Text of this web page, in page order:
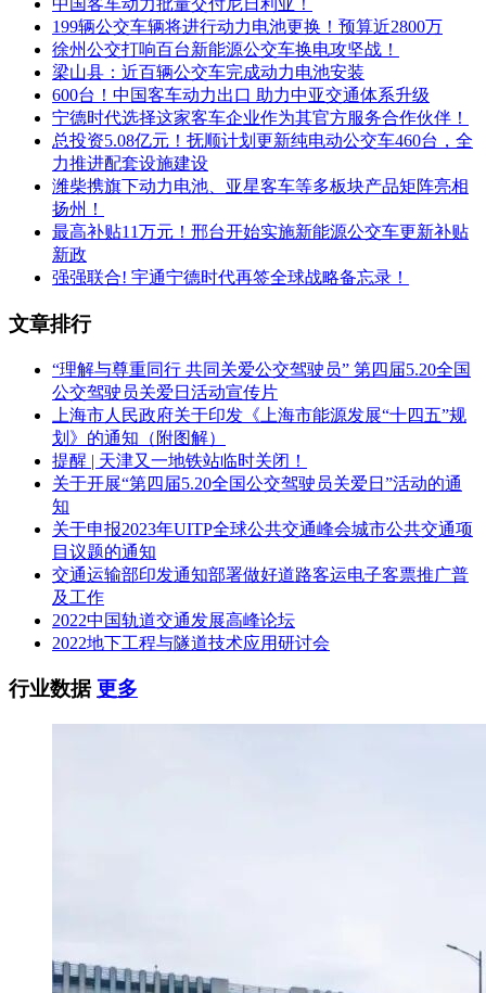
中国客车动力批量交付尼日利亚！
199辆公交车辆将进行动力电池更换！预算近2800万
徐州公交打响百台新能源公交车换电攻坚战！
梁山县：近百辆公交车完成动力电池安装
600台！中国客车动力出口 助力中亚交通体系升级
宁德时代选择这家客车企业作为其官方服务合作伙伴！
总投资5.08亿元！抚顺计划更新纯电动公交车460台，全
力推进配套设施建设
潍柴携旗下动力电池、亚星客车等多板块产品矩阵亮相
扬州！
最高补贴11万元！邢台开始实施新能源公交车更新补贴
新政
强强联合! 宇通宁德时代再签全球战略备忘录！
文章排行
“理解与尊重同行 共同关爱公交驾驶员” 第四届5.20全国
公交驾驶员关爱日活动宣传片
上海市人民政府关于印发《上海市能源发展“十四五”规
划》的通知（附图解）
提醒 | 天津又一地铁站临时关闭！
关于开展“第四届5.20全国公交驾驶员关爱日”活动的通
知
关于申报2023年UITP全球公共交通峰会城市公共交通项
目议题的通知
交通运输部印发通知部署做好道路客运电子客票推广普
及工作
2022中国轨道交通发展高峰论坛
2022地下工程与隧道技术应用研讨会
行业数据更多